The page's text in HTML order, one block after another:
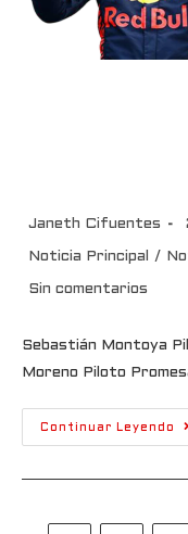
Janeth Cifuentes
Noticia Principal /
Sin comentarios
Sebastián Montoya
Moreno Piloto
Continuar Leyendo